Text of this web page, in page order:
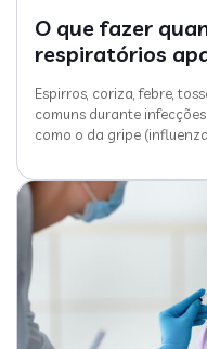
O que fazer
respiratórios
Espirros, coriza, febre,
comuns durante
como o da gripe